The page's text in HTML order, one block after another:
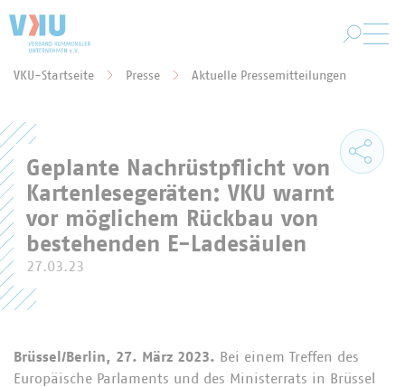
VKU-Startseite Presse Aktuelle Pressemitteilungen
Geplante Nachrüstpflicht von
Kartenlesegeräten: VKU warnt
vor möglichem Rückbau von
bestehenden E-Ladesäulen
27.03.23
Brüssel/Berlin, 27. März 2023. Bei einem Treffen des
Europäische Parlaments und des Ministerrats in Brüssel